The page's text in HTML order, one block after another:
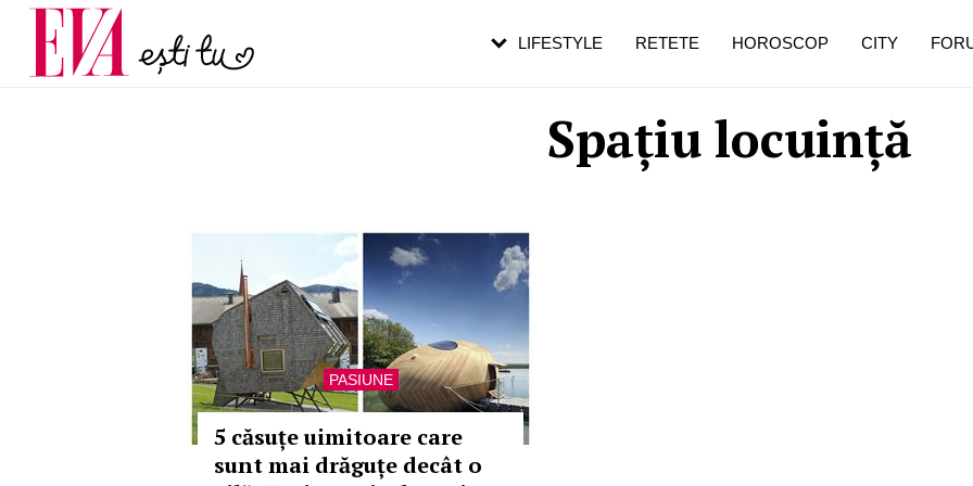
Spațiu locuință
PASIUNE
5 căsuțe uimitoare care
sunt mai drăguțe decât o
LIFESTYLE RETETE HOROSCOP CITY
Carieră
Actualitate
pe măsură ce înaintezi în vârstă